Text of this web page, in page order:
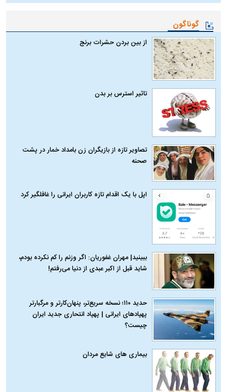
گوناگون
از بین بردن حشرات برنج
تاثیر استرس بر بدن
تصاویر تازه از بازیگران زن بامداد خمار در پشت
صحنه
اپل با یک اقدام تازه کاربران ایرانی را غافلگیر کرد
ببینید| مهران غفوریان: اگر وزنم را کم نکرده بودم،
شاید قبل از اکبر عبدی از دنیا می‌رفتم!
حدید ۱۱۰؛ نسخه سریع‌تر، پنهان‌کارتر و مرگبارتر
پهپادهای ایرانی | پهپاد انتحاری جدید ایران
چیست؟
بیماری‌ های شایع مردان